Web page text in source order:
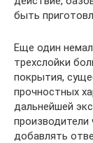
быть
Еще один
трехслойки
покрытия,
прочностных
дальнейшей
добавлять